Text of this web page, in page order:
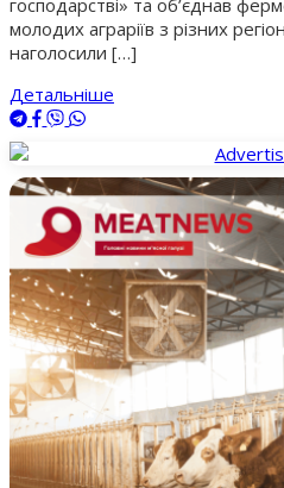
господарстві» та об’єднав
молодих аграріїв з різних
наголосили […]
Детальніше